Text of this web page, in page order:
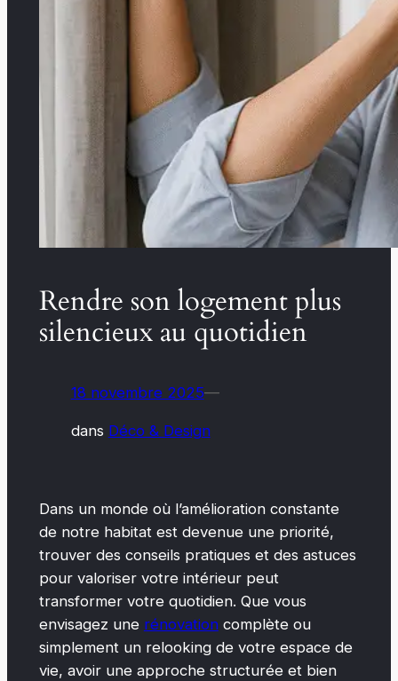
Rendre son logement plus
silencieux au quotidien
18 novembre 2025—
dans Déco & Design
Dans un monde où l’amélioration constante
de notre habitat est devenue une priorité,
trouver des conseils pratiques et des astuces
pour valoriser votre intérieur peut
transformer votre quotidien. Que vous
envisagez une rénovationcomplète ou
simplement un relooking de votre espace de
vie, avoir une approche structurée et bien